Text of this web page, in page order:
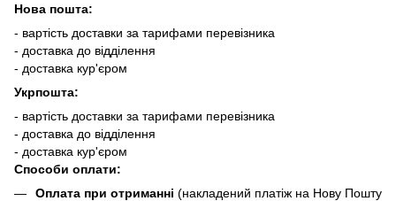
Нова пошта:
- вартість доставки за тарифами перевізника
- доставка до відділення
- доставка кур'єром
Укрпошта:
- вартість доставки за тарифами перевізника
- доставка до відділення
- доставка кур'єром
Способи оплати:
Оплата при отриманні (накладений платіж на Нову Пошту